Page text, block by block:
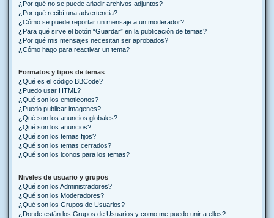
¿Por qué no se puede añadir archivos adjuntos?
¿Por qué recibí una advertencia?
¿Cómo se puede reportar un mensaje a un moderador?
¿Para qué sirve el botón “Guardar” en la publicación de temas?
¿Por qué mis mensajes necesitan ser aprobados?
¿Cómo hago para reactivar un tema?
Formatos y tipos de temas
¿Qué es el código BBCode?
¿Puedo usar HTML?
¿Qué son los emoticonos?
¿Puedo publicar imagenes?
¿Qué son los anuncios globales?
¿Qué son los anuncios?
¿Qué son los temas fijos?
¿Qué son los temas cerrados?
¿Qué son los iconos para los temas?
Niveles de usuario y grupos
¿Qué son los Administradores?
¿Qué son los Moderadores?
¿Qué son los Grupos de Usuarios?
¿Donde están los Grupos de Usuarios y como me puedo unir a ellos?